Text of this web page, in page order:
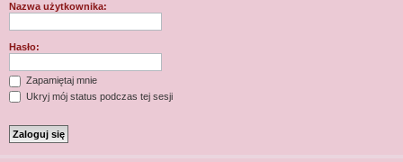
Nazwa użytkownika:
Hasło:
Zapamiętaj mnie
Ukryj mój status podczas tej sesji